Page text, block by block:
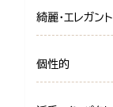
綺麗・エレガント
個性的